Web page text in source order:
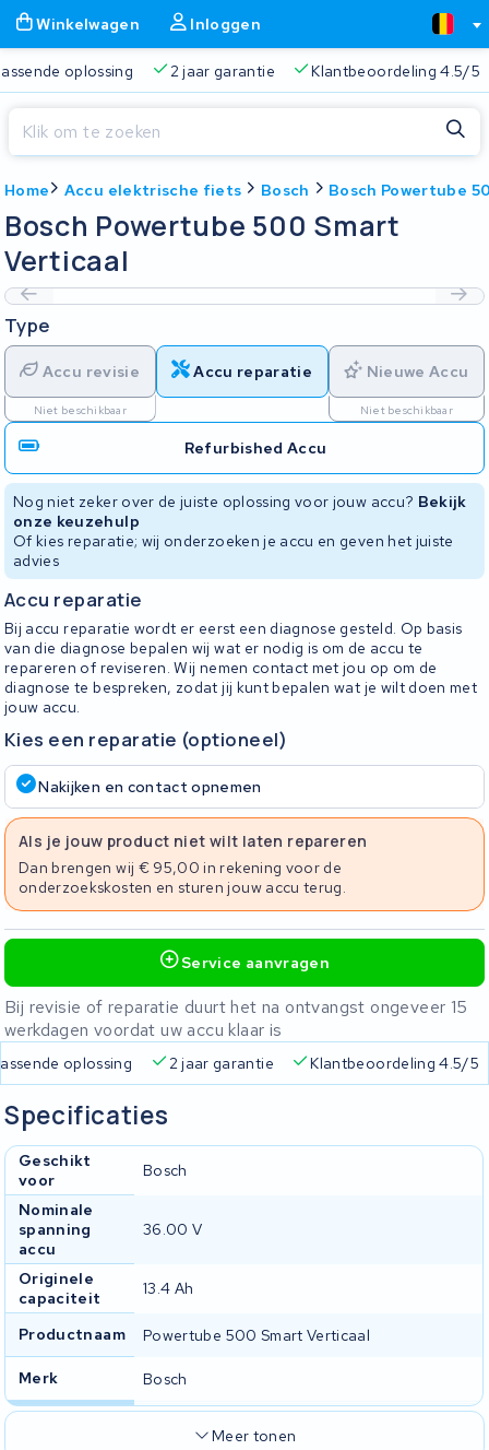
Winkelwagen Inloggen
oplossing 2 jaar garantie Klantbeoordeling 4.5/5
Home Accu elektrische fiets Bosch Bosch Powertube
Bosch Powertube 500 Smart
Verticaal
Type
Accu revisie
Niet beschikbaar
Accu reparatie Nieuwe Accu
Niet beschikbaar
Refurbished Accu
Nog niet zeker over de juiste oplossing voor jouw accu? Bekijk
onze keuzehulp
Of kies reparatie; wij onderzoeken je accu en geven het juiste
advies
Accu reparatie
Bij accu reparatie wordt er eerst een diagnose gesteld. Op basis
van die diagnose bepalen wij wat er nodig is om de accu te
repareren of reviseren. Wij nemen contact met jou op om de
diagnose te bespreken, zodat jij kunt bepalen wat je wilt doen met
jouw accu.
Kies een reparatie (optioneel)
Nakijken en contact opnemen
Als je jouw product niet wilt laten repareren
Dan brengen wij € 95,00 in rekening voor de
onderzoekskosten en sturen jouw accu terug.
Service aanvragen
Bij revisie of reparatie duurt het na ontvangst ongeveer 15
werkdagen voordat uw accu klaar is
oplossing 2 jaar garantie Klantbeoordeling 4.5/5
Specificaties
Geschikt
voor
Bosch
Nominale
spanning
accu
36.00 V
Originele
capaciteit
13.4 Ah
Productnaam Powertube 500 Smart Verticaal
Merk Bosch
Meer tonen
Gratis verzending
Sluiten
Begin te typen in de zoekbalk om te zoeken